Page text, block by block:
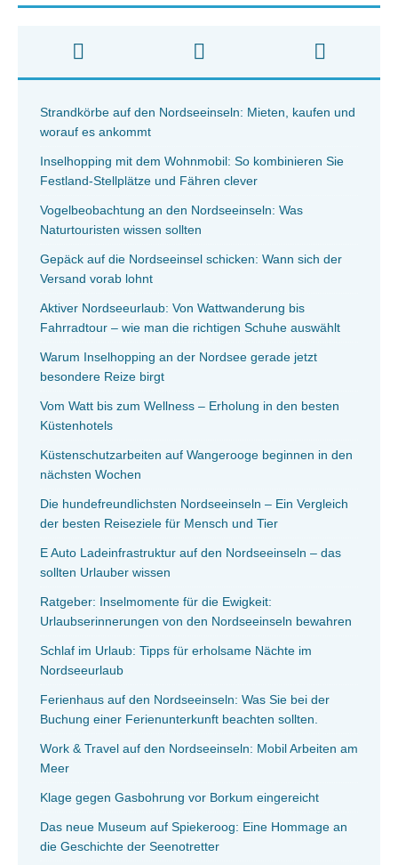
Strandkörbe auf den Nordseeinseln: Mieten, kaufen und
worauf es ankommt
Inselhopping mit dem Wohnmobil: So kombinieren Sie
Festland-Stellplätze und Fähren clever
Vogelbeobachtung an den Nordseeinseln: Was
Naturtouristen wissen sollten
Gepäck auf die Nordseeinsel schicken: Wann sich der
Versand vorab lohnt
Aktiver Nordseeurlaub: Von Wattwanderung bis
Fahrradtour – wie man die richtigen Schuhe auswählt
Warum Inselhopping an der Nordsee gerade jetzt
besondere Reize birgt
Vom Watt bis zum Wellness – Erholung in den besten
Küstenhotels
Küstenschutzarbeiten auf Wangerooge beginnen in den
nächsten Wochen
Die hundefreundlichsten Nordseeinseln – Ein Vergleich
der besten Reiseziele für Mensch und Tier
E Auto Ladeinfrastruktur auf den Nordseeinseln – das
sollten Urlauber wissen
Ratgeber: Inselmomente für die Ewigkeit:
Urlaubserinnerungen von den Nordseeinseln bewahren
Schlaf im Urlaub: Tipps für erholsame Nächte im
Nordseeurlaub
Ferienhaus auf den Nordseeinseln: Was Sie bei der
Buchung einer Ferienunterkunft beachten sollten.
Work & Travel auf den Nordseeinseln: Mobil Arbeiten am
Meer
Klage gegen Gasbohrung vor Borkum eingereicht
Das neue Museum auf Spiekeroog: Eine Hommage an
die Geschichte der Seenotretter